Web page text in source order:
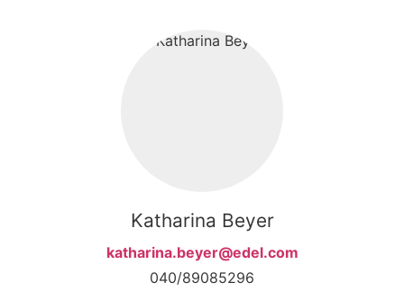
Katharina Beyer
katharina.beyer@edel.com
040/89085296